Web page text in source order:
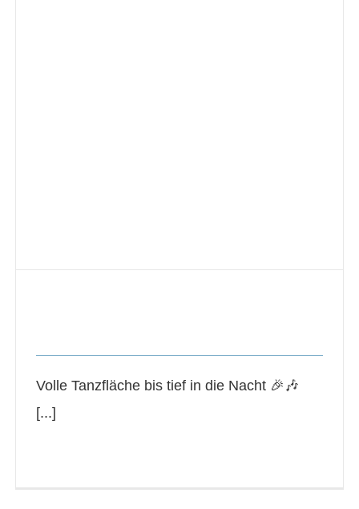
Volle Tanzfläche bis tief in die Nacht 🎉🎶
[...]